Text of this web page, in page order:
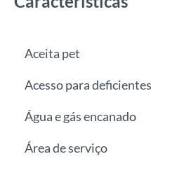
Aceita pet
Acesso para deficientes
Água e gás encanado
Área de serviço